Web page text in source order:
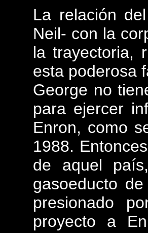
La relación
Neil- con la
la trayectoria,
esta poderosa
George no
para ejercer
Enron, como
1988.
de aquel
gasoeducto
presionado
proyecto a